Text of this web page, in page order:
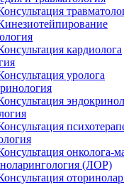
кардиолога
уролога
онколога-
(ЛОР)